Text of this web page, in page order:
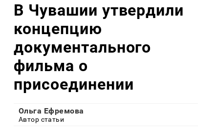
В Чувашии утвердили
концепцию
документального
фильма о
присоединении
Ольга Ефремова
Автор статьи